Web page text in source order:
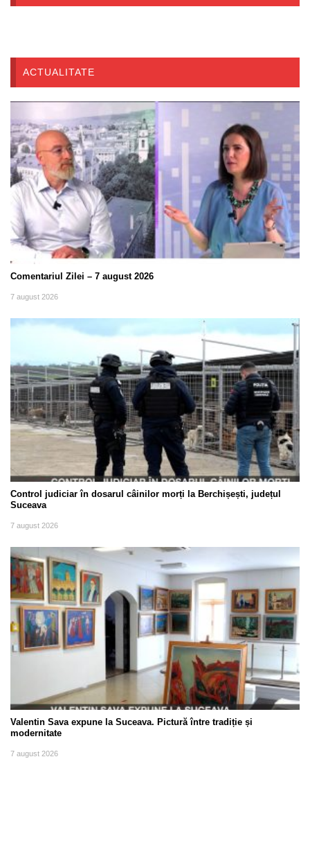
ACTUALITATE
Comentariul Zilei – 7 august 2026
7 august 2026
Control judiciar în dosarul câinilor morți la Berchișești, județul
Suceava
7 august 2026
Valentin Sava expune la Suceava. Pictură între tradiție și
modernitate
7 august 2026